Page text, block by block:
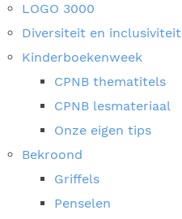
LOGO 3000
Diversiteit en inclusiviteit
Kinderboekenweek
CPNB thematitels
CPNB lesmateriaal
Onze eigen tips
Bekroond
Griffels
Penselen